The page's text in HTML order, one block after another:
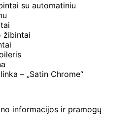
su automatiniu
žibintai
– „Satin Chrome“
informacijos ir pramogų